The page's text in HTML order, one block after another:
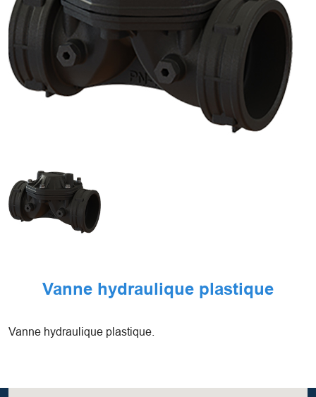
Vanne hydraulique plastique
Vanne hydraulique plastique.